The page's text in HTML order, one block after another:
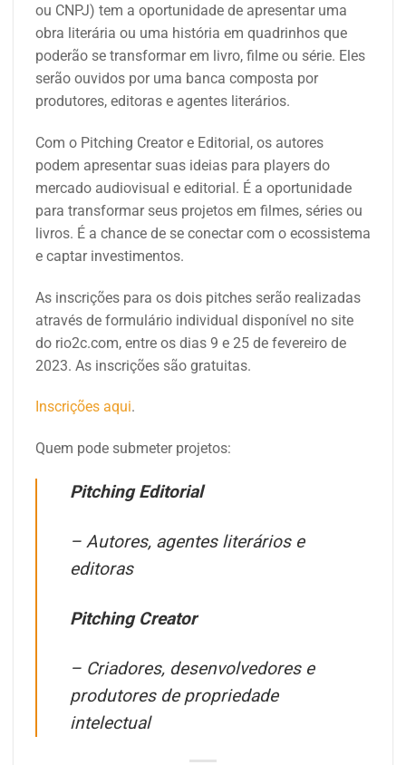
ou CNPJ) tem a oportunidade de apresentar uma
obra literária ou uma história em quadrinhos que
poderão se transformar em livro, filme ou série. Eles
serão ouvidos por uma banca composta por
produtores, editoras e agentes literários.
Com o Pitching Creator e Editorial, os autores
podem apresentar suas ideias para players do
mercado audiovisual e editorial. É a oportunidade
para transformar seus projetos em filmes, séries ou
livros. É a chance de se conectar com o ecossistema
e captar investimentos.
As inscrições para os dois pitches serão realizadas
através de formulário individual disponível no site
do rio2c.com, entre os dias 9 e 25 de fevereiro de
2023. As inscrições são gratuitas.
Inscrições aqui.
Quem pode submeter projetos:
Pitching Editorial
– Autores, agentes literários e
editoras
Pitching Creator
– Criadores, desenvolvedores e
produtores de propriedade
intelectual